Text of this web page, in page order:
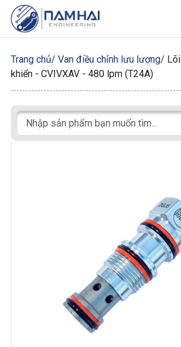
Trang chủ Van điều chỉnh lưu lượng
khiển - CVIVXAV - 480 lpm (T24A)